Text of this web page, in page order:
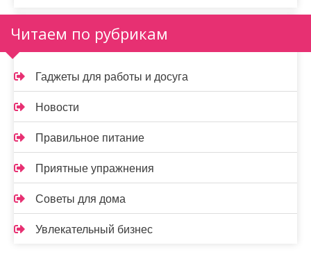
Читаем по рубрикам
Гаджеты для работы и досуга
Новости
Правильное питание
Приятные упражнения
Советы для дома
Увлекательный бизнес